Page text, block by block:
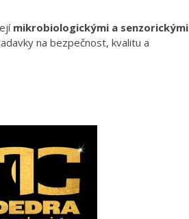
mikrobiologickými a senzorickými
na bezpečnost, kvalitu a